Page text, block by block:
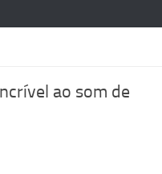
ao som de